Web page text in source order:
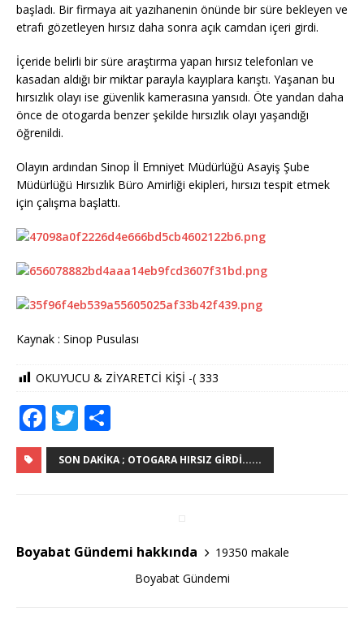
başladı. Bir firmaya ait yazıhanenin önünde bir süre bekleyen ve
etrafı gözetleyen hırsız daha sonra açık camdan içeri girdi.
İçeride belirli bir süre araştırma yapan hırsız telefonları ve
kasadan aldığı bir miktar parayla kayıplara karıştı. Yaşanan bu
hırsızlık olayı ise güvenlik kamerasına yansıdı. Öte yandan daha
önce de otogarda benzer şekilde hırsızlık olayı yaşandığı
öğrenildi.
Olayın ardından Sinop İl Emniyet Müdürlüğü Asayiş Şube
Müdürlüğü Hırsızlık Büro Amirliği ekipleri, hırsızı tespit etmek
için çalışma başlattı.
Kaynak : Sinop Pusulası
OKUYUCU & ZİYARETCİ KİŞİ -( 333
F
a
c
o
T
w
it
h
ar
SON DAKIKA ; OTOGARA HIRSIZ GIRDI......
Boyabat Gündemi hakkında
19350 makale
Boyabat Gündemi